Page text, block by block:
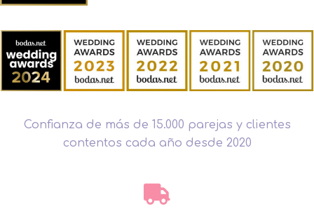
Confianza de más de 15.000 parejas y clientes
contentos cada año desde 2020